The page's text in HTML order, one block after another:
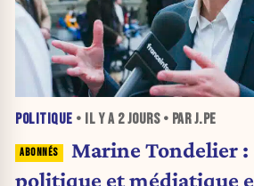
POLITIQUE • IL Y A 2 JOURS• PAR J.PE
Marine Tondelier :
politique et médiatique